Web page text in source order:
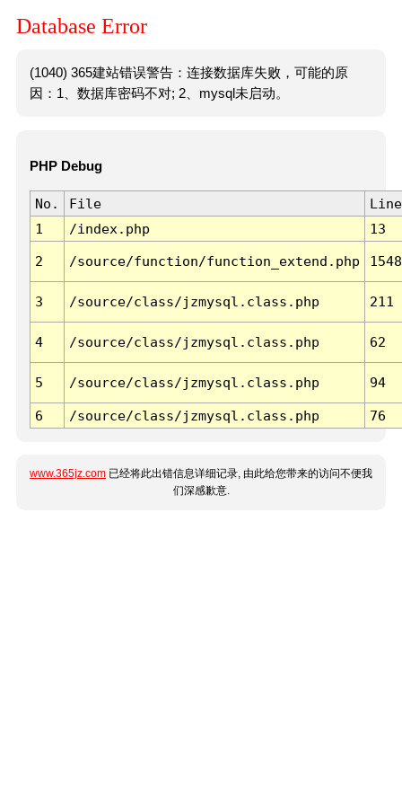
Database Error
(1040) 365建站错误警告：连接数据库失败，可能的原
因：1、数据库密码不对; 2、mysql未启动。
PHP Debug
No. File
Line
1
/index.php 13
2 /source/function/function_extend.php 1548
3 /source/class/jzmysql.class.php 211
4 /source/class/jzmysql.class.php 62
5 /source/class/jzmysql.class.php 94
6 /source/class/jzmysql.class.php 76
www.365jz.com 已经将此出错信息详细记录, 由此给您带来的访问不便我
们深感歉意.